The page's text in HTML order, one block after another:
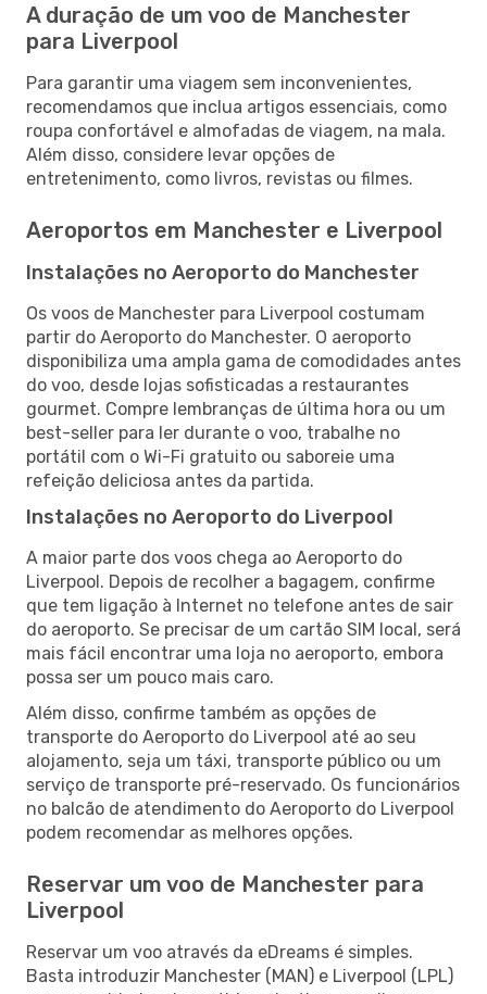
A duração de um voo de Manchester
para Liverpool
Para garantir uma viagem sem inconvenientes,
recomendamos que inclua artigos essenciais, como
roupa confortável e almofadas de viagem, na mala.
Além disso, considere levar opções de
entretenimento, como livros, revistas ou filmes.
Aeroportos em Manchester e Liverpool
Instalações no Aeroporto do Manchester
Os voos de Manchester para Liverpool costumam
partir do Aeroporto do Manchester. O aeroporto
disponibiliza uma ampla gama de comodidades antes
do voo, desde lojas sofisticadas a restaurantes
gourmet. Compre lembranças de última hora ou um
best-seller para ler durante o voo, trabalhe no
portátil com o Wi-Fi gratuito ou saboreie uma
refeição deliciosa antes da partida.
Instalações no Aeroporto do Liverpool
A maior parte dos voos chega ao Aeroporto do
Liverpool. Depois de recolher a bagagem, confirme
que tem ligação à Internet no telefone antes de sair
do aeroporto. Se precisar de um cartão SIM local, será
mais fácil encontrar uma loja no aeroporto, embora
possa ser um pouco mais caro.
Além disso, confirme também as opções de
transporte do Aeroporto do Liverpool até ao seu
alojamento, seja um táxi, transporte público ou um
serviço de transporte pré-reservado. Os funcionários
no balcão de atendimento do Aeroporto do Liverpool
podem recomendar as melhores opções.
Reservar um voo de Manchester para
Liverpool
Reservar um voo através da eDreams é simples.
Basta introduzir Manchester (MAN) e Liverpool (LPL)